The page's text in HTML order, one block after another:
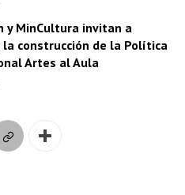
y MinCultura invitan a
construcción de la Política
Artes al Aula